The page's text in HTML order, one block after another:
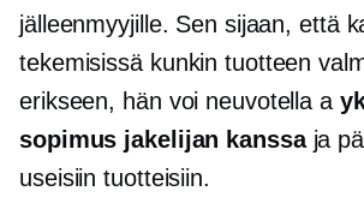
jälleenmyyjille. Sen sijaan, että
tekemisissä kunkin tuotteen
erikseen, hän voi neuvotella a
sopimus jakelijan kanssaja
useisiin tuotteisiin.